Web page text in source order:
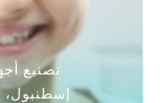
تصنيع